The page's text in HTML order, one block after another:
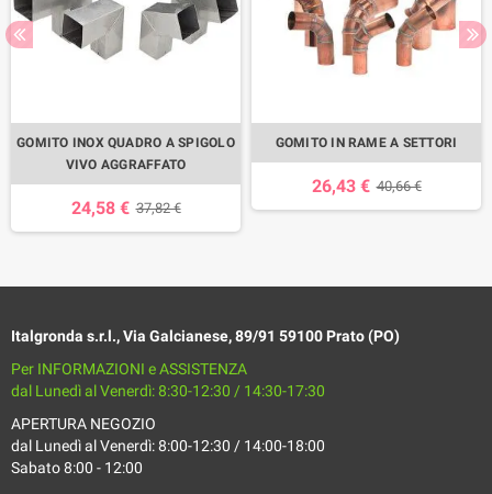
GOMITO INOX QUADRO A SPIGOLO
VIVO AGGRAFFATO
24,58 € 37,82 €
GOMITO IN RAME A SETTORI
26,43 € 40,66 €
Italgronda s.r.l., Via Galcianese, 89/91 59100 Prato (PO)
Per INFORMAZIONI e ASSISTENZA
dal Lunedì al Venerdì: 8:30-12:30 / 14:30-17:30
APERTURA NEGOZIO
dal Lunedì al Venerdì: 8:00-12:30 / 14:00-18:00
Sabato 8:00 - 12:00